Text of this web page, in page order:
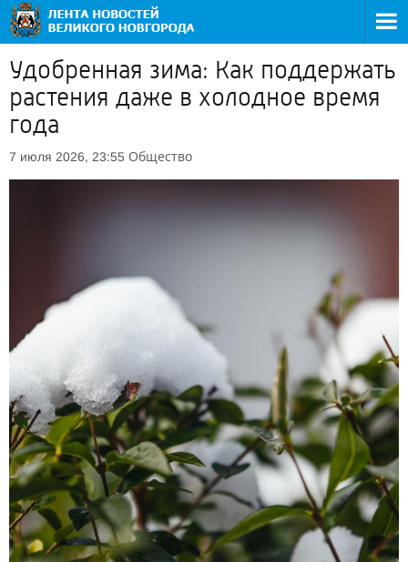
Удобренная зима: Как поддержать
растения даже в холодное время
года
7 июля 2026, 23:55 Общество